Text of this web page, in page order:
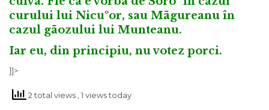
curului lui Nicuºor, sau Mãgureanu în
cazul gãozului lui Munteanu.
Iar eu, din principiu, nu votez porci.
]]>
2 total views , 1 views today